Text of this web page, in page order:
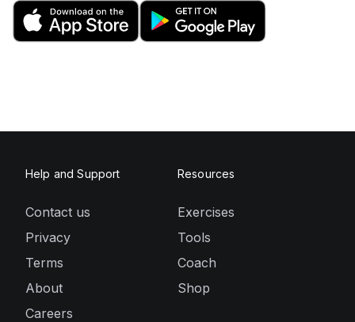
Help and Support
Contact us
Privacy
Terms
About
Careers
Resources
Exercises
Tools
Coach
Shop